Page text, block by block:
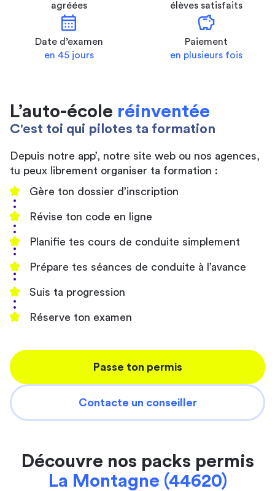
agréées
élèves satisfaits
calendar_month
Date d’examen
en 45 jours
savings
Paiement
en plusieurs fois
L’auto-école réinventée
C'est toi qui pilotes ta formation
Depuis notre app’, notre site web ou nos agences,
tu peux librement organiser ta formation :
Gère ton dossier d’inscription
Révise ton code en ligne
Planifie tes cours de conduite simplement
Prépare tes séances de conduite à l’avance
Suis ta progression
Réserve ton examen
Passe ton permis
Contacte un conseiller
Découvre nos packs permis
La Montagne (44620)